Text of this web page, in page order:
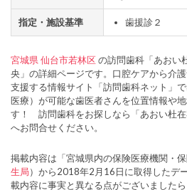
指定・施設基準 歯援診２
宮城県 仙台市若林区の訪問歯科「あおい
央」の詳細ページです。口腔ケアから介
支援する情報サイト「訪問歯科ネット」
医療）が可能な歯医者さんを位置情報や
す！ 訪問歯科をお探しなら「あおい杜在
へお問合せください。
掲載内容は「宮城県内の保険医療機関・
生局）から2018年2月16日に取得したデ
載内容に事実と異なる点がございましたら